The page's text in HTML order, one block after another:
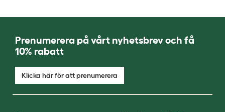
Prenumerera på vårt nyhetsbrev och få
10% rabatt
Klicka här för att prenumerera